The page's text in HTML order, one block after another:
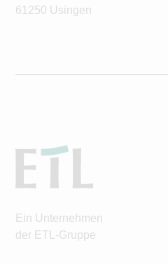
61250 Usingen
Ein Unternehmen
der ETL-Gruppe